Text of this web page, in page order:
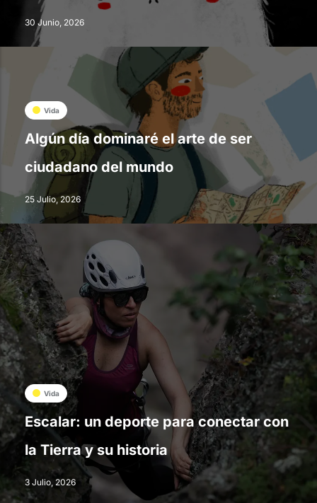
30 Junio, 2026
Vida
Algún día dominaré el arte de ser
ciudadano del mundo
25 Julio, 2026
Vida
Escalar: un deporte para conectar con
la Tierra y su historia
3 Julio, 2026